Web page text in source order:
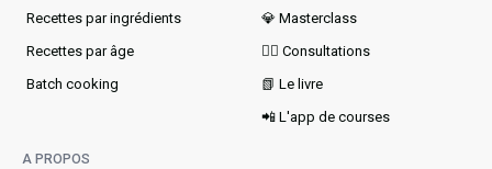
Recettes par ingrédients
Recettes par âge
Batch cooking
💎 Masterclass
👩‍⚕️ Consultations
📗 Le livre
📲 L'app de courses
A PROPOS